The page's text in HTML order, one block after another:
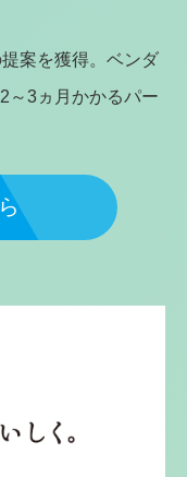
案を獲得。ベンダ
～3ヵ月かかるパー